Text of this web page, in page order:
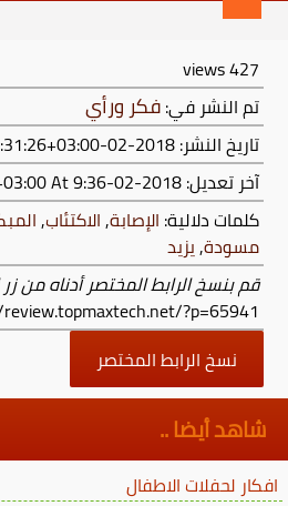
427
views
تم النشر في:فكر ورأي
تاريخ النشر: 2018-02-10T20:31:26+03:00
آخر تعديل:2018-02-10T21:36:59+03:00
At 9:36 م
كلمات دلالية: الإصابة,الاكتئاب,
مسودة,يزيد
قم بنسخ الرابط المختصر أدناه من
?p=65941
نسخ الرابط المختصر
شاهد أيضا ..
افكار لحفلات الاطفال